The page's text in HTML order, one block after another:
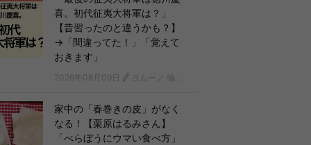
喜。初代征夷大将軍は？」
【昔習ったのと違うかも？】
→「間違ってた！」「覚えて
おきます」
2026年08月09日 ヨムーノ 編集部
家中の「春巻きの皮」がなく
なる！【栗原はるみさん】
「べらぼうにウマい食べ方」